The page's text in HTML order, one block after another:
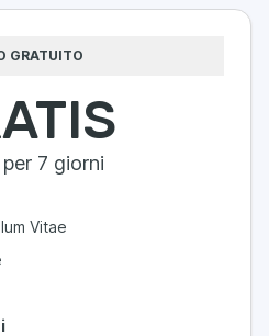
GRATUITO
7 giorni
Vitae